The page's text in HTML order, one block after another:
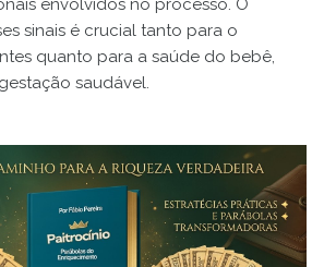
envolvidos no processo. O
sinais é crucial tanto para o
quanto para a saúde do bebê,
saudável.